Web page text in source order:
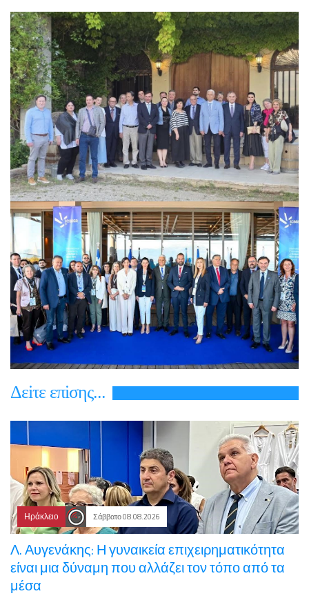
Δεiτε επiσης...
Ηράκλειο Σάββατο 08.08.2026
Λ. Αυγενάκης: Η γυναικεία επιχειρηματικότητα
είναι μια δύναμη που αλλάζει τον τόπο από τα
μέσα